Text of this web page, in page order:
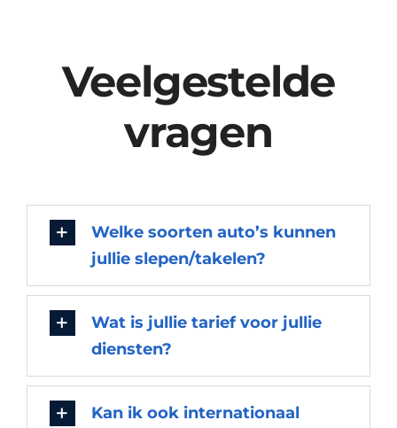
Veelgestelde
vragen
Welke soorten auto’s kunnen
jullie slepen/takelen?
Wat is jullie tarief voor jullie
diensten?
Kan ik ook internationaal